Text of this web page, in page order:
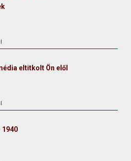
eltitkolt Ön elől
1940